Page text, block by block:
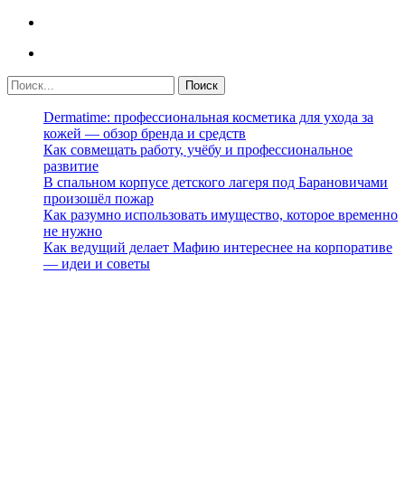
Dermatime: профессиональная косметика для ухода за
кожей — обзор бренда и средств
Как совмещать работу, учёбу и профессиональное
развитие
В спальном корпусе детского лагеря под Барановичами
произошёл пожар
Как разумно использовать имущество, которое временно
не нужно
Как ведущий делает Мафию интереснее на корпоративе
— идеи и советы